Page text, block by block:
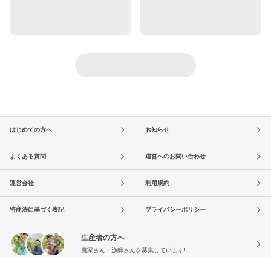
はじめての方へ お知らせ
よくある質問 運営へのお問い合わせ
運営会社 利用規約
特商法に基づく表記 プライバシーポリシー
生産者の方へ
農家さん・漁師さんを募集しています!